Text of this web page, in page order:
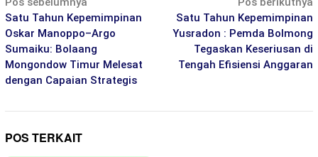
pos
Satu Tahun Kepemimpinan
Oskar Manoppo–Argo
Sumaiku: Bolaang
Mongondow Timur Melesat
dengan Capaian Strategis
Satu Tahun Kepemimpinan
Yusradon : Pemda Bolmong
Tegaskan Keseriusan di
Tengah Efisiensi Anggaran
POS TERKAIT